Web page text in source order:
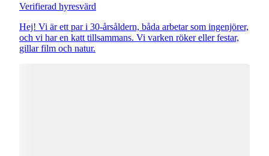
Verifierad hyresvärd
Hej! Vi är ett par i 30-årsåldern, båda arbetar som ingenjörer,
och vi har en katt tillsammans. Vi varken röker eller festar,
gillar film och natur.